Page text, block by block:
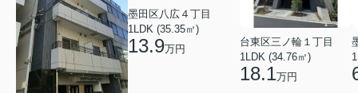
墨田区八広４丁目
1LDK (35.35㎡)
13.9万円
台東区三ノ輪１丁目
1LDK (34.76㎡)
18.1万円